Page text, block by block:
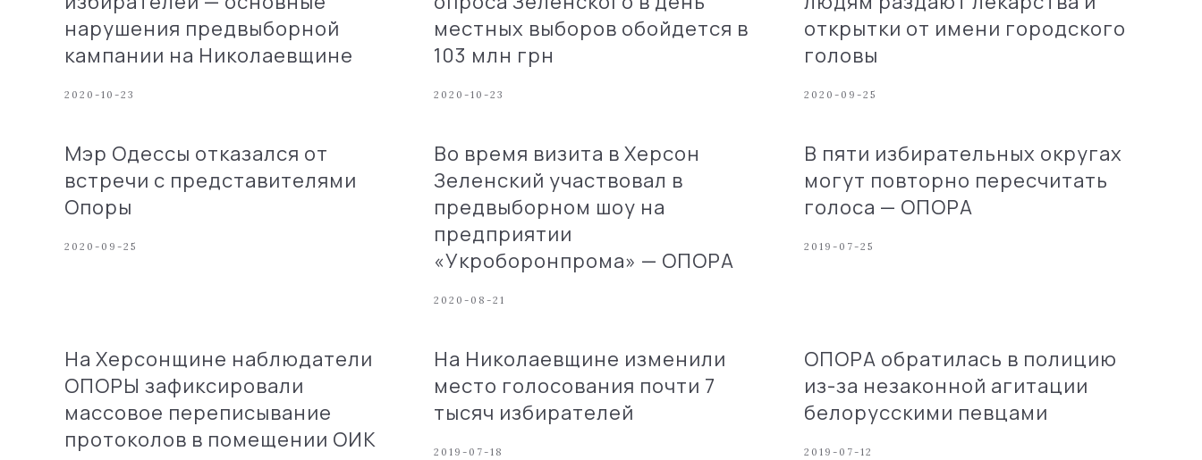
нарушения предвыборной
кампании на Николаевщине
2020-10-23
местных выборов обойдется в
103 млн грн
2020-10-23
открытки от имени городского
головы
2020-09-25
Мэр Одессы отказался от
встречи с представителями
Опоры
2020-09-25
Во время визита в Херсон
Зеленский участвовал в
предвыборном шоу на
предприятии
«Укроборонпрома» — ОПОРА
2020-08-21
В пяти избирательных округах
могут повторно пересчитать
голоса — ОПОРА
2019-07-25
На Херсонщине наблюдатели
ОПОРЫ зафиксировали
массовое переписывание
протоколов в помещении ОИК
На Николаевщине изменили
место голосования почти 7
тысяч избирателей
2019-07-18
ОПОРA обратилась в полицию
из-за незаконной агитации
белорусскими певцами
2019-07-12